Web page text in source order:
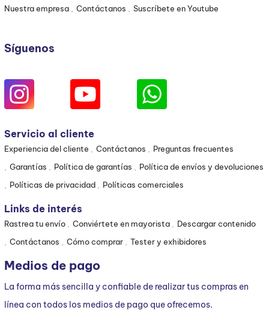
Nuestra empresa Contáctanos Suscríbete en Youtube
Síguenos
Servicio al cliente
Experiencia del cliente Contáctanos
Preguntas frecuentes
Garantías
Política de garantías
Política de envíos y devoluciones
Políticas de privacidad
Políticas comerciales
Links de interés
Rastrea tu envío Conviértete en mayorista
Descargar contenido
Contáctanos
Cómo comprar Tester y exhibidores
Medios de pago
La forma más sencilla y confiable de realizar tus compras en
línea con todos los medios de pago que ofrecemos.